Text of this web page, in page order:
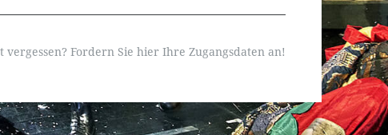
vergessen? Fordern Sie hier Ihre Zugangsdaten an!